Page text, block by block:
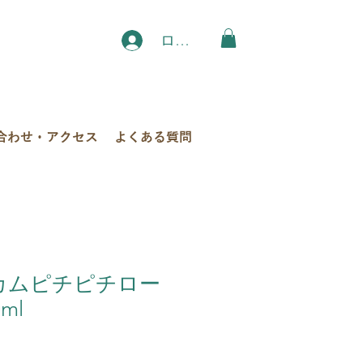
ログイン
わせ・アクセス よくある質問
ピチピチロー